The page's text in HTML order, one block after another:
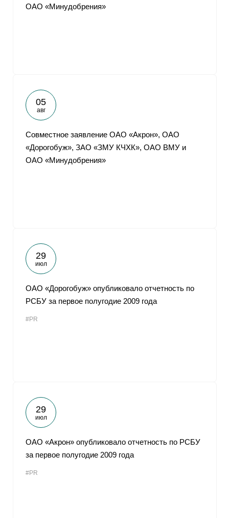
ОАО «Минудобрения»
05
авг
Совместное заявление ОАО «Акрон», ОАО
«Дорогобуж», ЗАО «ЗМУ КЧХК», ОАО ВМУ и
ОАО «Минудобрения»
29
июл
ОАО «Дорогобуж» опубликовало отчетность по
РСБУ за первое полугодие 2009 года
#PR
29
июл
ОАО «Акрон» опубликовало отчетность по РСБУ
за первое полугодие 2009 года
#PR